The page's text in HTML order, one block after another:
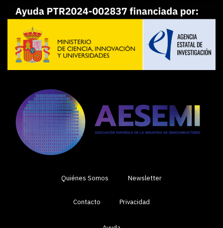
Quiénes Somos Newsletter
Contacto Privacidad